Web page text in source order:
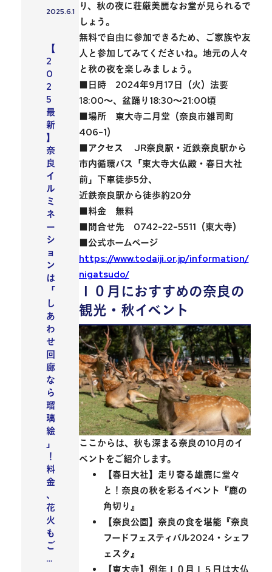
り、秋の夜に荘厳美麗なお堂が見られるで
しょう。
無料で自由に参加できるため、ご家族や友
人と参加してみてくださいね。地元の人々
と秋の夜を楽しみましょう。
■日時 2024年9月17日（火）法要
18:00～、盆踊り18:30～21:00頃
■場所 東大寺二月堂（奈良市雑司町
406-1）
■アクセス JR奈良駅・近鉄奈良駅から
市内循環バス「東大寺大仏殿・春日大社
前」下車徒歩5分、
近鉄奈良駅から徒歩約20分
■料金 無料
■問合せ先 0742-22-5511（東大寺）
■公式ホームページ
https://www.todaiji.or.jp/information/
nigatsudo/
１０月におすすめの奈良の
観光・秋イベント
ここからは、秋も深まる奈良の10月のイ
ベントをご紹介します。
【春日大社】走り寄る雄鹿に堂々
と！奈良の秋を彩るイベント『鹿の
角切り』
【奈良公園】奈良の食を堪能『奈良
フードフェスティバル2024・シェフ
ェスタ』
【東大寺】例年１０月１５日は大仏
投稿日
2025.6.1
イベント
【
2
0
2
5
最
新
】
奈
良
イ
ル
ミ
ネ
ー
シ
ョ
ン
は
「
し
あ
わ
せ
回
廊
な
ら
瑠
璃
絵
」
！
料
金
、
花
火
も
ご
…